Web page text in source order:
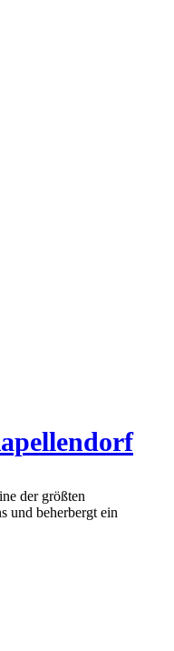
der größten
und beherbergt ein